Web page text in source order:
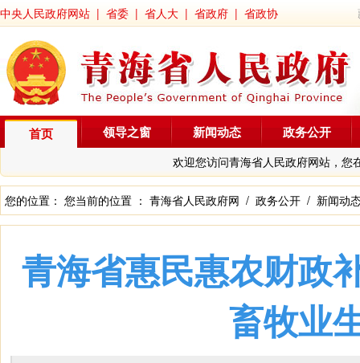
中央人民政府网站 | 省委 | 省人大 | 省政府 | 省政协
首页
欢迎您访问青海省人民政府网站，您
领导之窗 新闻动态 政务公开
您的位置： 您当前的位置 ： 青海省人民政府网 / 政务公开 / 新闻动
青海省惠民惠农财政
畜牧业